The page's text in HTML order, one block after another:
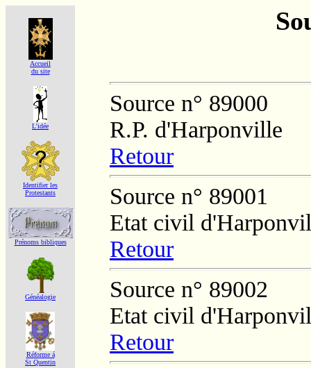
Accueil
du site
L'idée
Identifier les
Protestants
Prénoms bibliques
Généalogie
Réforme á
St Quentin
Source n° 89000
R.P. d'Harponville
Retour
Source n° 89001
Etat civil
Retour
Source n° 89002
Etat civil
Retour